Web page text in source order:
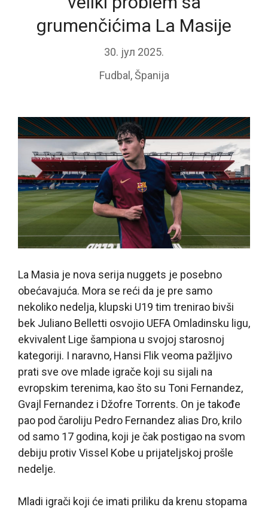
grumenčićima La Masije
30. јул 2025.
Fudbal ,Španija
La Masia je nova serija nuggets je posebno
obećavajuća. Mora se reći da je pre samo
nekoliko nedelja, klupski U19 tim trenirao bivši
bek Juliano Belletti osvojio UEFA Omladinsku ligu,
ekvivalent Lige šampiona u svojoj starosnoj
kategoriji. I naravno, Hansi Flik veoma pažljivo
prati sve ove mlade igrače koji su sijali na
evropskim terenima, kao što su Toni Fernandez,
Gvajl Fernandez i Džofre Torrents. On je takođe
pao pod čaroliju Pedro Fernandez alias Dro, krilo
od samo 17 godina, koji je čak postigao na svom
debiju protiv Vissel Kobe u prijateljskoj prošle
nedelje.
Mladi igrači koji će imati priliku da krenu stopama